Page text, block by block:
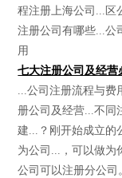
程注册上海公司...区
注册公司有哪些...公
用
七大注册公司及经
...公司注册流程与
册公司及经营...不
建...？刚开始成立的
为公司...，可以做为
公司可以注册分公